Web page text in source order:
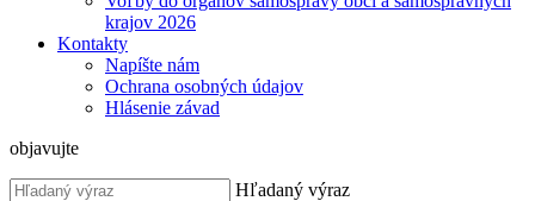
krajov 2026
Kontakty
Napíšte nám
Ochrana osobných údajov
Hlásenie závad
objavujte
Hľadaný výraz